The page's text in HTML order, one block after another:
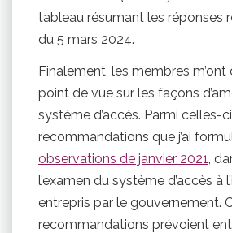
tableau résumant les réponses
du 5 mars 2024.
Finalement, les membres
point de vue sur les façons
système d’accès. Parmi celles-
recommandations que j’ai
observations de janvier 2021 ,
l’examen du système d’accès à
entrepris par le gouvernement.
recommandations prévoient